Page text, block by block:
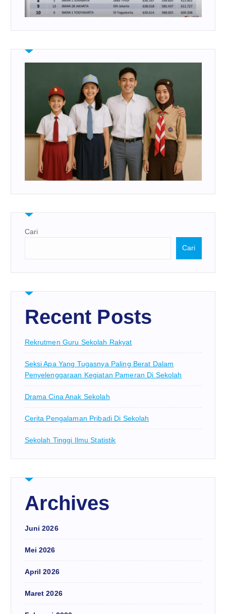
Cari
Cari
Recent Posts
Rekrutmen Guru Sekolah Rakyat
Seksi Apa Yang Tugasnya Paling Berat Dalam
Penyelenggaraan Kegiatan Pameran Di Sekolah
Drama Cina Anak Sekolah
Cerita Pengalaman Pribadi Di Sekolah
Sekolah Tinggi Ilmu Statistik
Archives
Juni 2026
Mei 2026
April 2026
Maret 2026